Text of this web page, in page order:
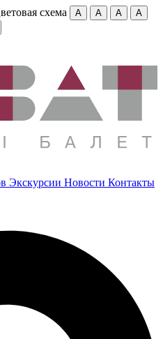
схема A A A
A
Экскурсии Новости Контакты